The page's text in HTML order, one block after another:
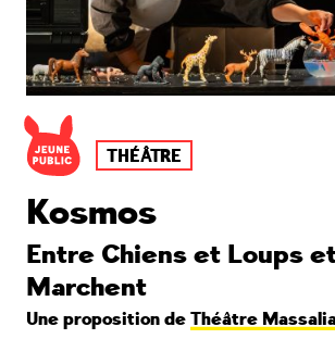
THÉÂTRE
Kosmos
Entre Chiens et Loups
Marchent
Une proposition de Théâtre